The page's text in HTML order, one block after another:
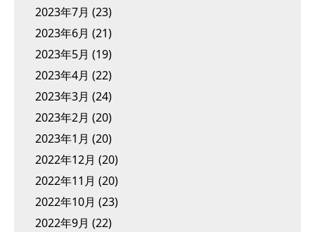
2023年7月 (23)
2023年6月 (21)
2023年5月 (19)
2023年4月 (22)
2023年3月 (24)
2023年2月 (20)
2023年1月 (20)
2022年12月 (20)
2022年11月 (20)
2022年10月 (23)
2022年9月 (22)